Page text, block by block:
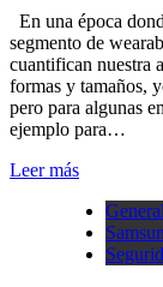
En una época
segmento de
cuantifican nuestra
formas y tamaños,
pero para algunas
ejemplo para…
Leer más
General